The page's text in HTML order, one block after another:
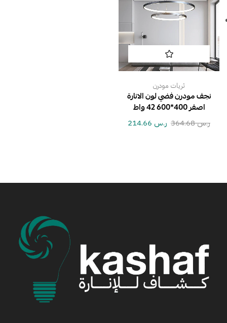
ثريات مودرن
نجف مودرن فضي لون الانارة
اصفر 400*600 42 واط
ر.س364.68 ر.س